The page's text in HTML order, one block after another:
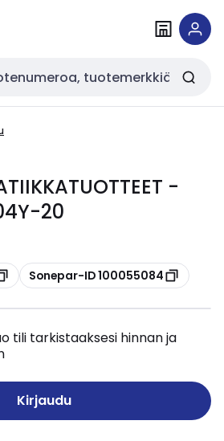
-
20
Kopioi
Sonepar-ID 100055084
tili tarkistaaksesi hinnan ja
Kirjaudu